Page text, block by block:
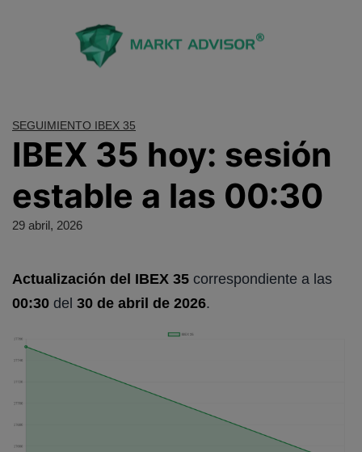
SEGUIMIENTO IBEX 35
IBEX 35 hoy: sesión
estable a las 00:30
29 abril, 2026
Actualización del IBEX 35 correspondiente a las
00:30 del 30 de abril de 2026.